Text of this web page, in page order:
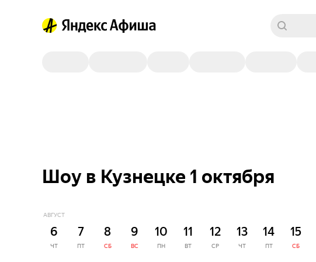
Шоу в Кузнецке 1 октября
АВГУСТ
6
ЧТ
7
ПТ
8
СБ
9
ВС
10
ПН
11
ВТ
12
СР
13
ЧТ
14
ПТ
15
СБ